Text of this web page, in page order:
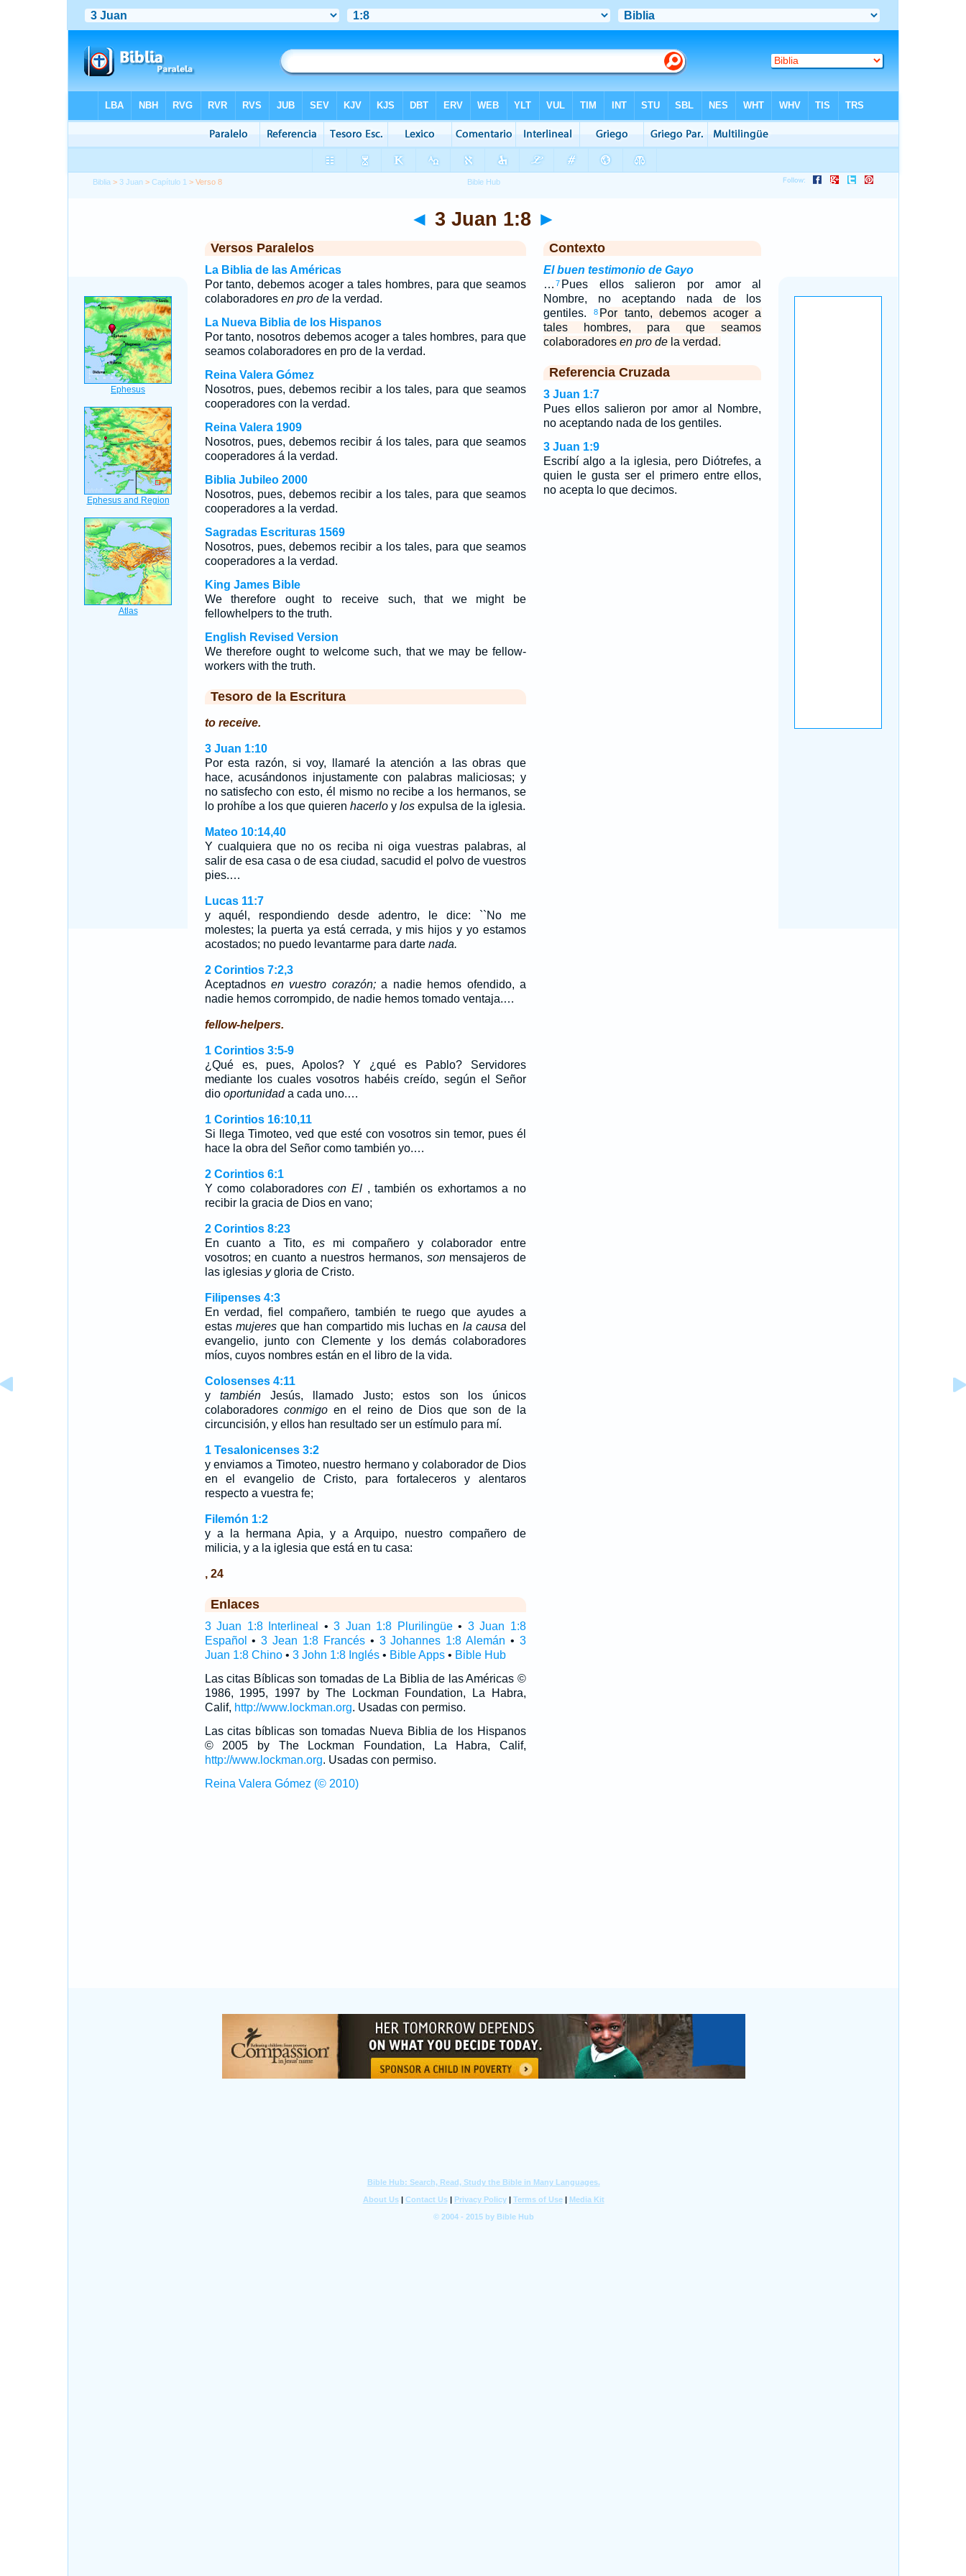
Biblia >3 Juan >Capítulo 1 > Verso 8
◄ 3 Juan 1:8 ►
Versos Paralelos
La Biblia de las Américas
Por tanto, debemos acoger a tales hombres, para que seamos
colaboradores en pro dela verdad.
La Nueva Biblia de los Hispanos
Por tanto, nosotros debemos acoger a tales hombres, para que
seamos colaboradores en pro de la verdad.
Reina Valera Gómez
Nosotros, pues, debemos recibir a los tales, para que seamos
cooperadores con la verdad.
Reina Valera 1909
Nosotros, pues, debemos recibir á los tales, para que seamos
cooperadores á la verdad.
Biblia Jubileo 2000
Nosotros, pues, debemos recibir a los tales, para que seamos
cooperadores a la verdad.
Sagradas Escrituras 1569
Nosotros, pues, debemos recibir a los tales, para que seamos
cooperadores a la verdad.
King James Bible
We therefore ought to receive such, that we might be
fellowhelpers to the truth.
English Revised Version
We therefore ought to welcome such, that we may be fellow-
workers with the truth.
Tesoro de la Escritura
to receive.
3 Juan 1:10
Por esta razón, si voy, llamaré la atención a las obras que
hace, acusándonos injustamente con palabras maliciosas; y
no satisfecho con esto, él mismo no recibe a los hermanos, se
lo prohíbe a los que quieren hacerloy losexpulsa de la iglesia.
Mateo 10:14,40
Y cualquiera que no os reciba ni oiga vuestras palabras, al
salir de esa casa o de esa ciudad, sacudid el polvo de vuestros
pies.…
Lucas 11:7
y aquél, respondiendo desde adentro, le dice: ``No me
molestes; la puerta ya está cerrada, y mis hijos y yo estamos
acostados; no puedo levantarme para darte nada.
2 Corintios 7:2,3
Aceptadnos en vuestro corazón;a nadie hemos ofendido, a
nadie hemos corrompido, de nadie hemos tomado ventaja.…
fellow-helpers.
1 Corintios 3:5-9
¿Qué es, pues, Apolos? Y ¿qué es Pablo? Servidores
mediante los cuales vosotros habéis creído, según el Señor
dio oportunidada cada uno.…
1 Corintios 16:10,11
Si llega Timoteo, ved que esté con vosotros sin temor, pues él
hace la obra del Señor como también yo.…
2 Corintios 6:1
Y como colaboradorescon El , también os exhortamos a no
recibir la gracia de Dios en vano;
2 Corintios 8:23
En cuanto a Tito, esmi compañero y colaborador entre
vosotros; en cuanto a nuestros hermanos, sonmensajeros de
las iglesias ygloria de Cristo.
Filipenses 4:3
En verdad, fiel compañero, también te ruego que ayudes a
estas mujeresque han compartido mis luchas en la causa del
evangelio, junto con Clemente y los demás colaboradores
míos, cuyos nombres están en el libro de la vida.
Colosenses 4:11
y tambiénJesús, llamado Justo; estos son los únicos
colaboradores conmigoen el reino de Dios que son de la
circuncisión, y ellos han resultado ser un estímulo para mí.
1 Tesalonicenses 3:2
y enviamos a Timoteo, nuestro hermano y colaborador de Dios
en el evangelio de Cristo, para fortaleceros y alentaros
respecto a vuestra fe;
Filemón 1:2
y a la hermana Apia, y a Arquipo, nuestro compañero de
milicia, y a la iglesia que está en tu casa:
, 24
Enlaces
3 Juan 1:8 Interlineal •3 Juan 1:8 Plurilingüe• 3 Juan 1:8
Español •3 Jean 1:8 Francés• 3 Johannes 1:8 Alemán • 3
Juan 1:8 Chino• 3 John 1:8 Inglés• Bible Apps• Bible Hub
Las citas Bíblicas son tomadas de La Biblia de las Américas ©
1986, 1995, 1997 by The Lockman Foundation, La Habra,
Calif, http://www.lockman.org. Usadas con permiso.
Las citas bíblicas son tomadas Nueva Biblia de los Hispanos
© 2005 by The Lockman Foundation, La Habra, Calif,
http://www.lockman.org. Usadas con permiso.
Reina Valera Gómez (© 2010)
Contexto
El buen testimonio de Gayo
… 7 Pues ellos salieron por amor al
Nombre, no aceptando nada de los
gentiles.
8 Por tanto, debemos acoger a
tales hombres, para que seamos
colaboradores en pro dela verdad.
Referencia Cruzada
3 Juan 1:7
Pues ellos salieron por amor al Nombre,
no aceptando nada de los gentiles.
3 Juan 1:9
Escribí algo a la iglesia, pero Diótrefes, a
quien le gusta ser el primero entre ellos,
no acepta lo que decimos.